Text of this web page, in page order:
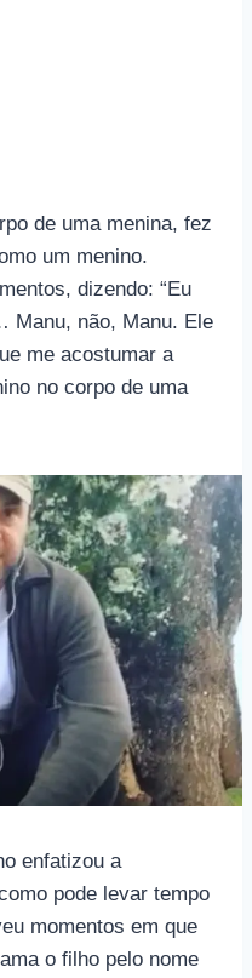
de uma menina, fez
um menino.
dizendo: “Eu
Manu, não, Manu. Ele
me acostumar a
no corpo de uma
enfatizou a
pode levar tempo
momentos em que
o filho pelo nome